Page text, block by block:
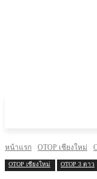
หน้าแรก OTOP เชียงใหม่
OTOP เชียงใหม่ OTOP 3 ดาว